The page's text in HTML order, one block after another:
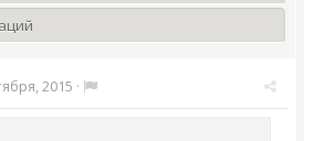
2015 ·